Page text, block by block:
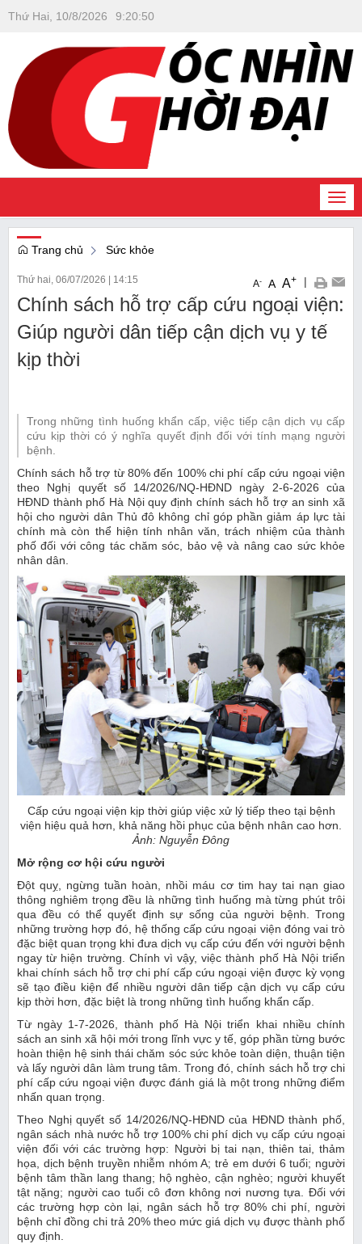
Thứ Hai, 10/8/2026 9:20:51
Trang chủ Sức khỏe
Thứ hai, 06/07/2026 14:15 A- A A+ |
Chính sách hỗ trợ cấp cứu ngoại viện:
Giúp người dân tiếp cận dịch vụ y tế
kịp thời
Trong những tình huống khẩn cấp, việc tiếp cận dịch vụ cấp
cứu kịp thời có ý nghĩa quyết định đối với tính mạng người
bệnh.
Chính sách hỗ trợ từ 80% đến 100% chi phí cấp cứu ngoại viện
theo Nghị quyết số 14/2026/NQ-HĐND ngày 2-6-2026 của
HĐND thành phố Hà Nội quy định chính sách hỗ trợ an sinh xã
hội cho người dân Thủ đô không chỉ góp phần giảm áp lực tài
chính mà còn thể hiện tính nhân văn, trách nhiệm của thành
phố đối với công tác chăm sóc, bảo vệ và nâng cao sức khỏe
nhân dân.
Cấp cứu ngoại viện kịp thời giúp việc xử lý tiếp theo tại bệnh
viện hiệu quả hơn, khả năng hồi phục của bệnh nhân cao hơn.
Ảnh: Nguyễn Đông
Mở rộng cơ hội cứu người
Đột quỵ, ngừng tuần hoàn, nhồi máu cơ tim hay tai nạn giao
thông nghiêm trọng đều là những tình huống mà từng phút trôi
qua đều có thể quyết định sự sống của người bệnh. Trong
những trường hợp đó, hệ thống cấp cứu ngoại viện đóng vai trò
đặc biệt quan trọng khi đưa dịch vụ cấp cứu đến với người bệnh
ngay từ hiện trường. Chính vì vậy, việc thành phố Hà Nội triển
khai chính sách hỗ trợ chi phí cấp cứu ngoại viện được kỳ vọng
sẽ tạo điều kiện để nhiều người dân tiếp cận dịch vụ cấp cứu
kịp thời hơn, đặc biệt là trong những tình huống khẩn cấp.
Từ ngày 1-7-2026, thành phố Hà Nội triển khai nhiều chính
sách an sinh xã hội mới trong lĩnh vực y tế, góp phần từng bước
hoàn thiện hệ sinh thái chăm sóc sức khỏe toàn diện, thuận tiện
và lấy người dân làm trung tâm. Trong đó, chính sách hỗ trợ chi
phí cấp cứu ngoại viện được đánh giá là một trong những điểm
nhấn quan trọng.
Theo Nghị quyết số 14/2026/NQ-HĐND của HĐND thành phố,
ngân sách nhà nước hỗ trợ 100% chi phí dịch vụ cấp cứu ngoại
viện đối với các trường hợp: Người bị tai nạn, thiên tai, thảm
họa, dịch bệnh truyền nhiễm nhóm A; trẻ em dưới 6 tuổi; người
bệnh tâm thần lang thang; hộ nghèo, cận nghèo; người khuyết
tật nặng; người cao tuổi cô đơn không nơi nương tựa. Đối với
các trường hợp còn lại, ngân sách hỗ trợ 80% chi phí, người
bệnh chỉ đồng chi trả 20% theo mức giá dịch vụ được thành phố
quy định.